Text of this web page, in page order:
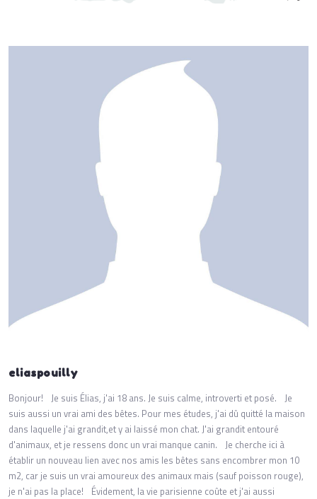
eliaspouilly
Bonjour! Je suis Élias, j'ai 18 ans. Je suis calme, introverti et posé. Je
suis aussi un vrai ami des bêtes. Pour mes études, j'ai dû quitté la maison
dans laquelle j'ai grandit,et y ai laissé mon chat. J'ai grandit entouré
d'animaux, et je ressens donc un vrai manque canin. Je cherche ici à
établir un nouveau lien avec nos amis les bêtes sans encombrer mon 10
m2, car je suis un vrai amoureux des animaux mais (sauf poisson rouge),
je n'ai pas la place! Évidement, la vie parisienne coûte et j'ai aussi